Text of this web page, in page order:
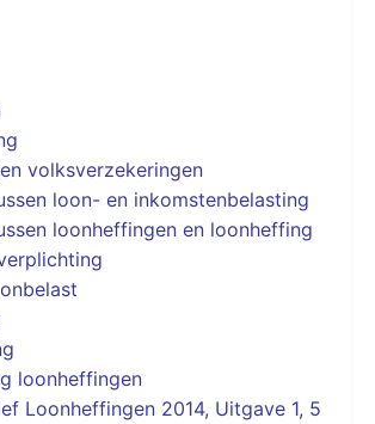
volksverzekeringen
loon- en inkomstenbelasting
loonheffingen en loonheffing
loonheffingen
Loonheffingen 2014, Uitgave 1, 5